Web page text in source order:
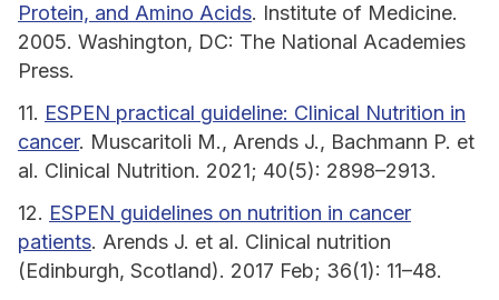
Protein, and Amino Acids. Institute of Medicine.
2005. Washington, DC: The National Academies
Press.
11. ESPEN practical guideline: Clinical Nutrition in
cancer. Muscaritoli M., Arends J., Bachmann P. et
al. Clinical Nutrition. 2021; 40(5): 2898–2913.
12. ESPEN guidelines on nutrition in cancer
patients. Arends J. et al. Clinical nutrition
(Edinburgh, Scotland). 2017 Feb; 36(1): 11–48.